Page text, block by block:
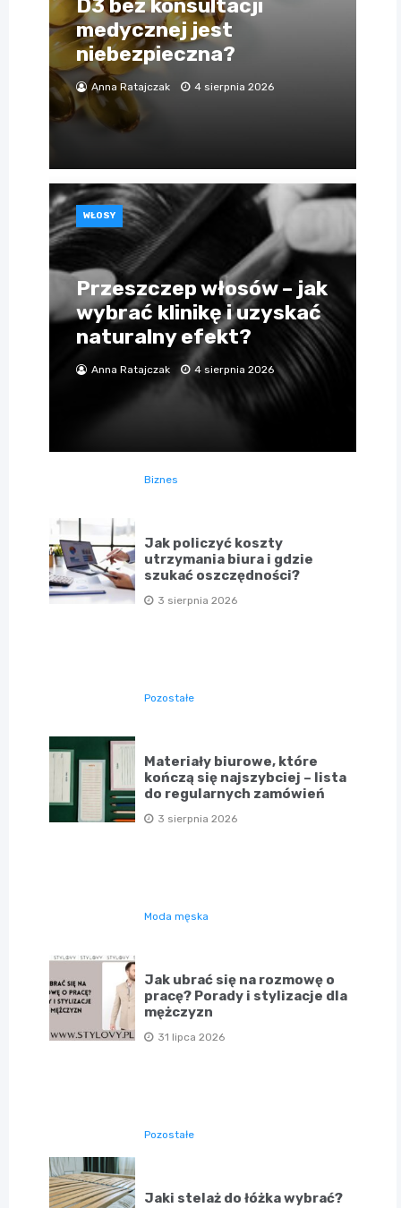
D3 bez konsultacji
medycznej jest
niebezpieczna?
Anna Ratajczak 4 sierpnia 2026
WŁOSY
Przeszczep włosów – jak
wybrać klinikę i uzyskać
naturalny efekt?
Anna Ratajczak 4 sierpnia 2026
Biznes
Jak policzyć koszty
utrzymania biura i gdzie
szukać oszczędności?
3 sierpnia 2026
Pozostałe
Materiały biurowe, które
kończą się najszybciej – lista
do regularnych zamówień
3 sierpnia 2026
Moda męska
Jak ubrać się na rozmowę o
pracę? Porady i stylizacje dla
mężczyzn
31 lipca 2026
Pozostałe
Jaki stelaż do łóżka wybrać?